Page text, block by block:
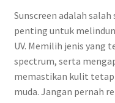
Sunscreen adalah
penting untuk
UV. Memilih jenis yang
spectrum, serta
memastikan kulit
muda. Jangan pernah